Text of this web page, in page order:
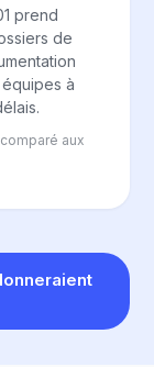
prend
de
à
aux